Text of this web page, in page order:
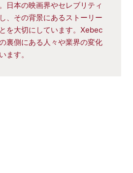
日本の映画界やセレブリティ
、その背景にあるストーリー
を大切にしています。Xebec
裏側にある人々や業界の変化
ます。